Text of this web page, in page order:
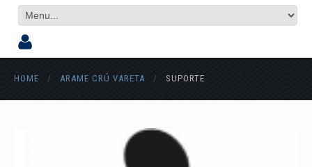
HOME / ARAME CRÚ VARETA / SUPORTE